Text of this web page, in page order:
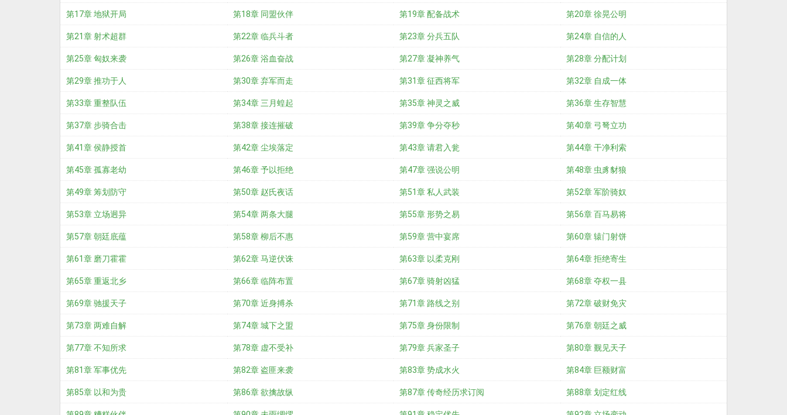
第17章 地狱开局 第18章 同盟伙伴 第19章 配备战术 第20章 徐晃公明
第21章 射术超群 第22章 临兵斗者 第23章 分兵五队 第24章 自信的人
第25章 匈奴来袭 第26章 浴血奋战 第27章 凝神养气 第28章 分配计划
第29章 推功于人 第30章 弃军而走 第31章 征西将军 第32章 自成一体
第33章 重整队伍 第34章 三月蝗起 第35章 神灵之威 第36章 生存智慧
第37章 步骑合击 第38章 接连摧破 第39章 争分夺秒 第40章 弓弩立功
第41章 侯静授首 第42章 尘埃落定 第43章 请君入瓮 第44章 干净利索
第45章 孤寡老幼 第46章 予以拒绝 第47章 强说公明 第48章 虫豸豺狼
第49章 筹划防守 第50章 赵氏夜话 第51章 私人武装 第52章 军阶骑奴
第53章 立场迥异 第54章 两条大腿 第55章 形势之易 第56章 百马易将
第57章 朝廷底蕴 第58章 柳后不惠 第59章 营中宴席 第60章 辕门射饼
第61章 磨刀霍霍 第62章 马逆伏诛 第63章 以柔克刚 第64章 拒绝寄生
第65章 重返北乡 第66章 临阵布置 第67章 骑射凶猛 第68章 夺权一县
第69章 驰援天子 第70章 近身搏杀 第71章 路线之别 第72章 破财免灾
第73章 两难自解 第74章 城下之盟 第75章 身份限制 第76章 朝廷之威
第77章 不知所求 第78章 虚不受补 第79章 兵家圣子 第80章 觐见天子
第81章 军事优先 第82章 盗匪来袭 第83章 势成水火 第84章 巨额财富
第85章 以和为贵 第86章 欲擒故纵 第87章 传奇经历求订阅 第88章 划定红线